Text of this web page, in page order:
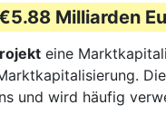
Milliarden
eine
und wird häufig